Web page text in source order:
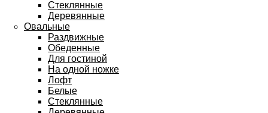
Стеклянные
Деревянные
Овальные
Раздвижные
Обеденные
Для гостиной
На одной ножке
Лофт
Белые
Стеклянные